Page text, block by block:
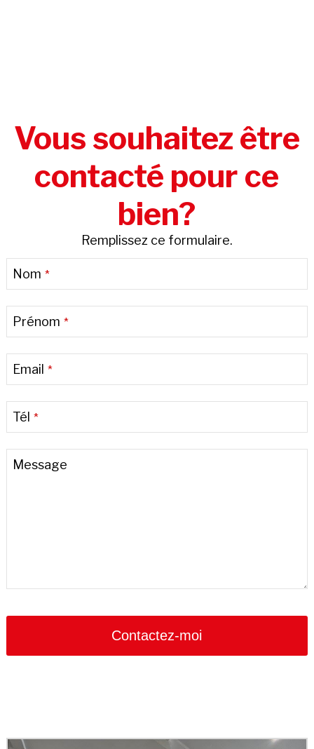
Vous souhaitez être
contacté pour ce
bien?
Remplissez ce formulaire.
Address
Nom *
Prénom *
Email *
Tél *
Message
Contactez-moi